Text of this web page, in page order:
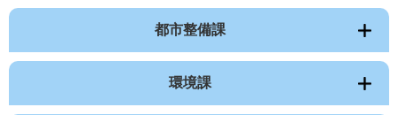
都市整備課
環境課